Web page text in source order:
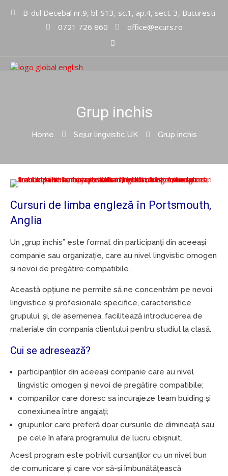
B-dul Decebal nr.9, bl. S13, sc.1, ap.4, sect. 3, Bucuresti
0721 726 860
office@ecurs.ro
Grup inchis
Home Sejur lingvistic UK Grup inchis
Cursuri de limba engleză în Portsmouth,
Anglia
Un „grup închis” este format din participanți din aceeași
companie sau organizație, care au nivel lingvistic omogen
și nevoi de pregătire compatibile.
Această opțiune ne permite să ne concentrăm pe nevoi
lingvistice și profesionale specifice, caracteristice
grupului, și, de asemenea, facilitează introducerea de
materiale din compania clientului pentru studiul la clasă.
Cui se adresează?
participanților din aceeași companie care au nivel
lingvistic omogen și nevoi de pregătire compatibile;
companiilor care doresc sa incurajeze team buiding și
conexiunea între angajați;
grupurilor care preferă doar cursurile de dimineață sau
pe cele în afara programului de lucru obișnuit.
Acest program este potrivit cursanților cu un nivel bun
de comunicare și care vor să-și îmbunătățească